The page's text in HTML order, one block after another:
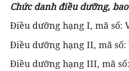
Chức danh điều dưỡng,
Điều dưỡng hạng I, mã số:
Điều dưỡng hạng II, mã số:
Điều dưỡng hạng III, mã số: